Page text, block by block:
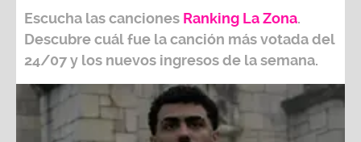
Escucha las canciones Ranking La Zona.
Descubre cuál fue la canción más votada del
24/07y los nuevos ingresos de la semana.